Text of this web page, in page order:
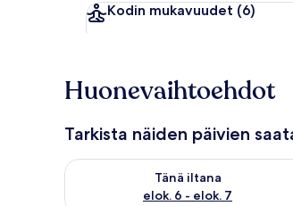
Kodin mukavuudet (6)
Huonevaihtoehdot
Tarkista näiden päivien
Tänä iltana
elok. 6 - elok. 7
Tarkista tämän illan saatavuus elok.